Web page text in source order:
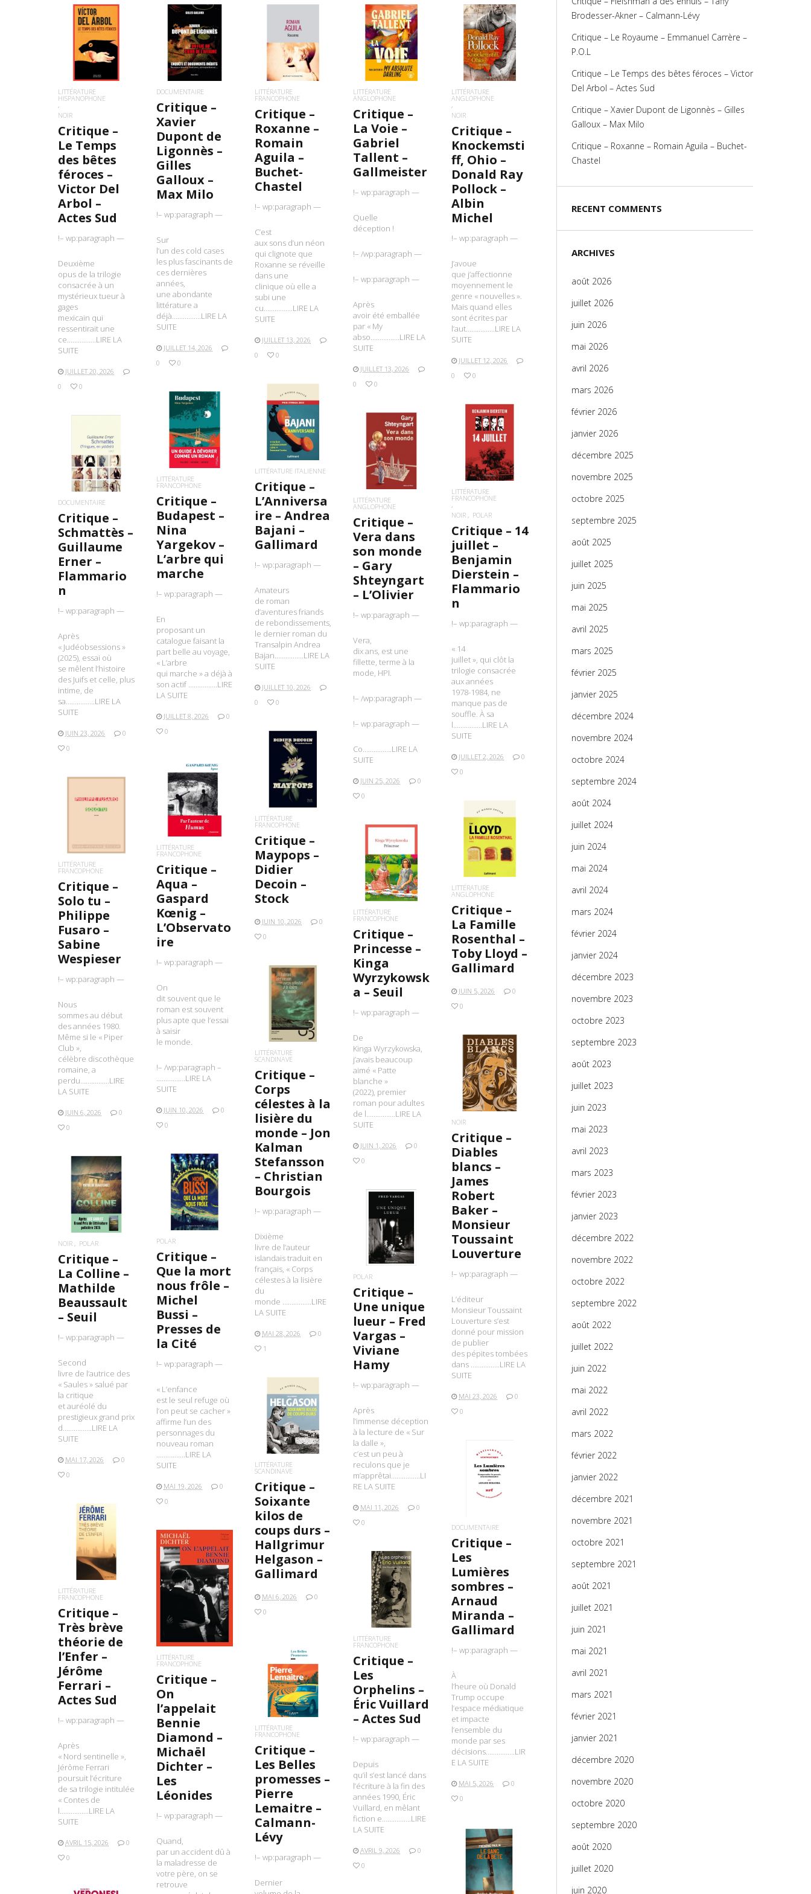
LIRE LA SUITE
LITTÉRATURE
HISPANOPHONE
NOIR
Critique –
Le Temps
des bêtes
féroces –
Victor Del
Arbol –
Actes Sud
!– wp:paragraph —
Deuxième
opus de la trilogie
consacrée à un
mystérieux tueur à
gages
mexicain qui
ressentirait une
ce…………….LIRE LA
SUITE
JUILLET 20, 2026
0
0
LIRE LA SUITE
DOCUMENTAIRE
Critique –
Xavier
Dupont de
Ligonnès –
Gilles
Galloux –
Max Milo
!– wp:paragraph —
Sur
l’un des cold cases
les plus fascinants de
ces dernières
années,
une abondante
littérature a
déjà…………….LIRE LA
SUITE
JUILLET 14, 2026
0
0
LIRE LA SUITE
LITTÉRATURE
FRANCOPHONE
Critique –
Roxanne –
Romain
Aguila –
Buchet-
Chastel
!– wp:paragraph —
C’est
aux sons d’un néon
qui clignote que
Roxanne se réveille
dans une
clinique où elle a
subi une
cu…………….LIRE LA
SUITE
JUILLET 13, 2026
0
0
LIRE LA SUITE
LITTÉRATURE
ANGLOPHONE
Critique –
La Voie –
Gabriel
Tallent –
Gallmeister
!– wp:paragraph —
Quelle
déception !
!– /wp:paragraph —
!– wp:paragraph —
Après
avoir été emballée
par « My
abso…………….LIRE LA
SUITE
JUILLET 13, 2026
0
0
LIRE LA SUITE
LITTÉRATURE
ANGLOPHONE
NOIR
Critique –
Knockemsti
ff, Ohio –
Donald Ray
Pollock –
Albin
Michel
!– wp:paragraph —
J’avoue
que j’affectionne
moyennement le
genre « nouvelles ».
Mais quand elles
sont écrites par
l’aut…………….LIRE LA
SUITE
JUILLET 12, 2026
0
0
LIRE LA SUITE
LITTÉRATURE ITALIENNE
Critique –
L’Anniversa
ire – Andrea
Bajani –
Gallimard
!– wp:paragraph —
Amateurs
de roman
d’aventures friands
de rebondissements,
le dernier roman du
Transalpin Andrea
Bajan…………….LIRE LA
SUITE
JUILLET 10, 2026
0
0
LIRE LA SUITE
LITTÉRATURE
FRANCOPHONE
Critique –
Budapest –
Nina
Yargekov –
L’arbre qui
marche
!– wp:paragraph —
En
proposant un
catalogue faisant la
part belle au voyage,
« L’arbre
qui marche » a déjà à
son actif …………….LIRE
LA SUITE
JUILLET 8, 2026
0
0
LIRE LA SUITE
LITTÉRATURE
FRANCOPHONE
NOIR
POLAR
Critique – 14
juillet –
Benjamin
Dierstein –
Flammario
n
!– wp:paragraph —
« 14
juillet », qui clôt la
trilogie consacrée
aux années
1978-1984, ne
manque pas de
souffle. À sa
l…………….LIRE LA
SUITE
JUILLET 2, 2026
0
0
LIRE LA SUITE
LITTÉRATURE
ANGLOPHONE
Critique –
Vera dans
son monde
– Gary
Shteyngart
– L’Olivier
!– wp:paragraph —
Vera,
dix ans, est une
fillette, terme à la
mode, HPI.
!– /wp:paragraph —
!– wp:paragraph —
Co…………….LIRE LA
SUITE
JUIN 25, 2026
0
0
LIRE LA SUITE
DOCUMENTAIRE
Critique –
Schmattès –
Guillaume
Erner –
Flammario
n
!– wp:paragraph —
Après
« Judéobsessions »
(2025), essai où
se mêlent l’histoire
des Juifs et celle, plus
intime, de
sa…………….LIRE LA
SUITE
JUIN 23, 2026
0
0
LIRE LA SUITE
LITTÉRATURE
FRANCOPHONE
Critique –
Maypops –
Didier
Decoin –
Stock
JUIN 10, 2026
0
0
LIRE LA SUITE
LITTÉRATURE
FRANCOPHONE
Critique –
Aqua –
Gaspard
Kœnig –
L’Observato
ire
!– wp:paragraph —
On
dit souvent que le
roman est souvent
plus apte que l’essai
à saisir
le monde.
!– /wp:paragraph –
…………….LIRE LA
SUITE
JUIN 10, 2026
0
0
LIRE LA SUITE
LITTÉRATURE
FRANCOPHONE
Critique –
Solo tu –
Philippe
Fusaro –
Sabine
Wespieser
!– wp:paragraph —
Nous
sommes au début
des années 1980.
Même si le « Piper
Club »,
célèbre discothèque
romaine, a
perdu…………….LIRE
LA SUITE
JUIN 6, 2026
0
0
LIRE LA SUITE
LITTÉRATURE
ANGLOPHONE
Critique –
La Famille
Rosenthal –
Toby Lloyd –
Gallimard
JUIN 5, 2026
0
0
LIRE LA SUITE
LITTÉRATURE
FRANCOPHONE
Critique –
Princesse –
Kinga
Wyrzykowsk
a – Seuil
!– wp:paragraph —
De
Kinga Wyrzykowska,
j’avais beaucoup
aimé « Patte
blanche »
(2022), premier
roman pour adultes
de l…………….LIRE LA
SUITE
JUIN 1, 2026
0
0
LIRE LA SUITE
LITTÉRATURE
SCANDINAVE
Critique –
Corps
célestes à la
lisière du
monde – Jon
Kalman
Stefansson
– Christian
Bourgois
!– wp:paragraph —
Dixième
livre de l’auteur
islandais traduit en
français, « Corps
célestes à la lisière
du
monde …………….LIRE
LA SUITE
MAI 28, 2026
0
1
LIRE LA SUITE
NOIR
Critique –
Diables
blancs –
James
Robert
Baker –
Monsieur
Toussaint
Louverture
!– wp:paragraph —
L’éditeur
Monsieur Toussaint
Louverture s’est
donné pour mission
de publier
des pépites tombées
dans …………….LIRE LA
SUITE
MAI 23, 2026
0
0
LIRE LA SUITE
POLAR
Critique –
Que la mort
nous frôle –
Michel
Bussi –
Presses de
la Cité
!– wp:paragraph —
« L’enfance
est le seul refuge où
l’on peut se cacher »
affirme l’un des
personnages du
nouveau roman
…………….LIRE LA
SUITE
MAI 19, 2026
0
0
LIRE LA SUITE
NOIR POLAR
Critique –
La Colline –
Mathilde
Beaussault
– Seuil
!– wp:paragraph —
Second
livre de l’autrice des
« Saules » salué par
la critique
et auréolé du
prestigieux grand prix
d…………….LIRE LA
SUITE
MAI 17, 2026
0
0
LIRE LA SUITE
POLAR
Critique –
Une unique
lueur – Fred
Vargas –
Viviane
Hamy
!– wp:paragraph —
Après
l’immense déception
à la lecture de « Sur
la dalle »,
c’est un peu à
reculons que je
m’apprêtai…………….LI
RE LA SUITE
MAI 11, 2026
0
0
LIRE LA SUITE
LITTÉRATURE
SCANDINAVE
Critique –
Soixante
kilos de
coups durs –
Hallgrimur
Helgason –
Gallimard
MAI 6, 2026
0
0
LIRE LA SUITE
DOCUMENTAIRE
Critique –
Les
Lumières
sombres –
Arnaud
Miranda –
Gallimard
!– wp:paragraph —
À
l’heure où Donald
Trump occupe
l’espace médiatique
et impacte
l’ensemble du
monde par ses
décisions…………….LIR
E LA SUITE
MAI 5, 2026
0
0
LIRE LA SUITE
LITTÉRATURE
FRANCOPHONE
Critique –
Très brève
théorie de
l’Enfer –
Jérôme
Ferrari –
Actes Sud
!– wp:paragraph —
Après
« Nord sentinelle »,
Jérôme Ferrari
poursuit l’écriture
de sa trilogie intitulée
« Contes de
l…………….LIRE LA
SUITE
AVRIL 15, 2026
0
0
LIRE LA SUITE
LITTÉRATURE
FRANCOPHONE
Critique –
On
l’appelait
Bennie
Diamond –
Michaël
Dichter –
Les
Léonides
!– wp:paragraph —
Quand,
par un accident dû à
la maladresse de
votre père, on se
retrouve
LIRE LA SUITE
LITTÉRATURE
FRANCOPHONE
Critique –
Les
Orphelins –
Éric Vuillard
– Actes Sud
!– wp:paragraph —
Depuis
qu’il s’est lancé dans
l’écriture à la fin des
années 1990, Éric
Vuillard, en mêlant
fiction e…………….LIRE
LA SUITE
AVRIL 9, 2026
0
0
LIRE LA SUITE
LITTÉRATURE
FRANCOPHONE
Critique –
Les Belles
promesses –
Pierre
Lemaitre –
Calmann-
Lévy
!– wp:paragraph —
Dernier
LIRE LA SUITE
Brodesser-Akner – Calmann-Lévy
Critique – Le Royaume – Emmanuel Carrère –
P.O.L
Critique – Le Temps des bêtes féroces – Victor
Del Arbol – Actes Sud
Critique – Xavier Dupont de Ligonnès – Gilles
Galloux – Max Milo
Critique – Roxanne – Romain Aguila – Buchet-
Chastel
RECENT COMMENTS
ARCHIVES
août 2026
juillet 2026
juin 2026
mai 2026
avril 2026
mars 2026
février 2026
janvier 2026
décembre 2025
novembre 2025
octobre 2025
septembre 2025
août 2025
juillet 2025
juin 2025
mai 2025
avril 2025
mars 2025
février 2025
janvier 2025
décembre 2024
novembre 2024
octobre 2024
septembre 2024
août 2024
juillet 2024
juin 2024
mai 2024
avril 2024
mars 2024
février 2024
janvier 2024
décembre 2023
novembre 2023
octobre 2023
septembre 2023
août 2023
juillet 2023
juin 2023
mai 2023
avril 2023
mars 2023
février 2023
janvier 2023
décembre 2022
novembre 2022
octobre 2022
septembre 2022
août 2022
juillet 2022
juin 2022
mai 2022
avril 2022
mars 2022
février 2022
janvier 2022
décembre 2021
novembre 2021
octobre 2021
septembre 2021
août 2021
juillet 2021
juin 2021
mai 2021
avril 2021
mars 2021
février 2021
janvier 2021
décembre 2020
novembre 2020
octobre 2020
septembre 2020
août 2020
juillet 2020
juin 2020